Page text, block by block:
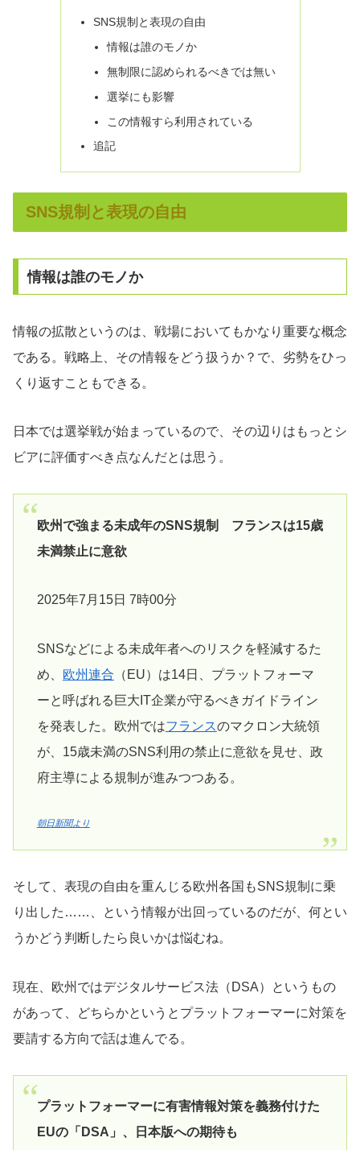
SNS規制と表現の自由
情報は誰のモノか
無制限に認められるべきでは無い
選挙にも影響
この情報すら利用されている
追記
SNS規制と表現の自由
情報は誰のモノか
情報の拡散というのは、戦場においてもかなり重要な概念
である。戦略上、その情報をどう扱うか？で、劣勢をひっ
くり返すこともできる。
日本では選挙戦が始まっているので、その辺りはもっとシ
ビアに評価すべき点なんだとは思う。
欧州で強まる未成年のSNS規制 フランスは15歳
未満禁止に意欲
2025年7月15日 7時00分
SNSなどによる未成年者へのリスクを軽減するた
め、 欧州連合 （EU）は14日、プラットフォーマ
ーと呼ばれる巨大IT企業が守るべきガイドライン
を発表した。欧州ではフランスのマクロン大統領
が、15歳未満のSNS利用の禁止に意欲を見せ、政
府主導による規制が進みつつある。
朝日新聞より
そして、表現の自由を重んじる欧州各国もSNS規制に乗
り出した……、という情報が出回っているのだが、何とい
うかどう判断したら良いかは悩むね。
現在、欧州ではデジタルサービス法（DSA）というもの
があって、どちらかというとプラットフォーマーに対策を
要請する方向で話は進んでる。
プラットフォーマーに有害情報対策を義務付けた
EUの「DSA」、日本版への期待も